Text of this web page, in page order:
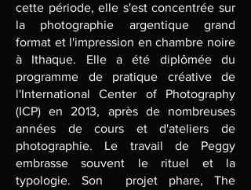
cette période, elle s'est concentrée sur
la photographie argentique grand
format et l'impression en chambre noire
à Ithaque. Elle a été diplômée du
programme de pratique créative de
l'International Center of Photography
(ICP) en 2013, après de nombreuses
années de cours et d'ateliers de
photographie. Le travail de Peggy
embrasse souvent le rituel et la
typologie. Son projet phare, The